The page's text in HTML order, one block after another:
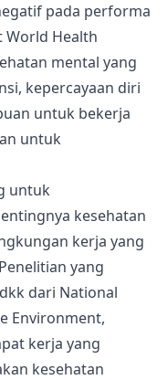
pada performa
World Health
mental yang
kepercayaan diri
untuk bekerja
untuk
untuk
kesehatan
kerja yang
Penelitian yang
dari National
Environment,
kerja yang
kesehatan